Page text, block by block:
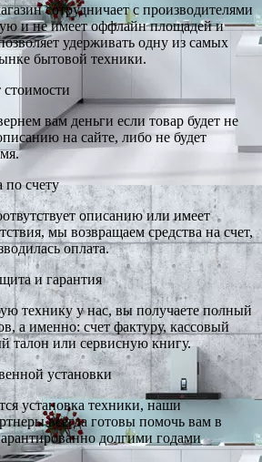
сотрудничает с производителями
и не имеет оффлайн площадей и
удерживать одну из самых
бытовой техники.
вам деньги если товар будет не
на сайте, либо не будет
по счету
описанию или имеет
мы возвращаем средства на счет,
оплата.
и гарантия
технику у нас, вы получаете полный
а именно: счет фактуру, кассовый
талон или сервисную книгу.
установки
установка техники, наши
всегда готовы помочь вам в
долгими годами